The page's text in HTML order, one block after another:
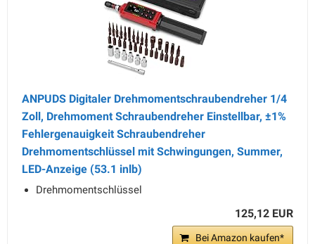
ANPUDS Digitaler Drehmomentschraubendreher 1/4
Zoll, Drehmoment Schraubendreher Einstellbar, ±1%
Fehlergenauigkeit Schraubendreher
Drehmomentschlüssel mit Schwingungen, Summer,
LED-Anzeige (53.1 inlb)
Drehmomentschlüssel
125,12 EUR
Bei Amazon kaufen*